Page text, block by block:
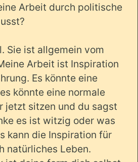
Arbeit durch politische
Sie ist allgemein vom
Arbeit ist Inspiration
Es könnte eine
könnte eine normale
jetzt sitzen und du sagst
es ist witzig oder was
kann die Inspiration für
natürliches Leben.